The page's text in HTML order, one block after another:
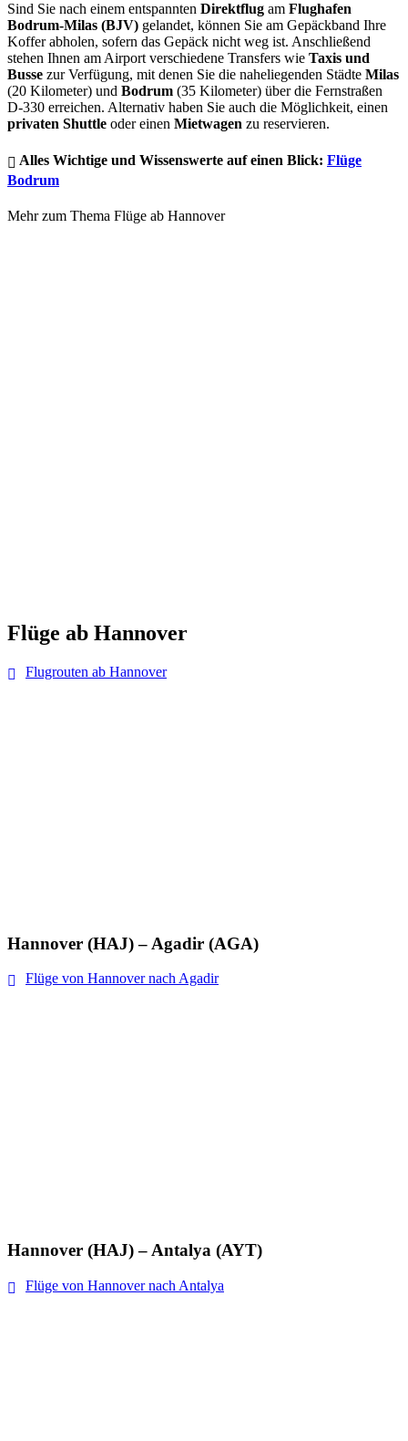
Sind Sie nach einem entspannten Direktflug am Flughafen
Bodrum-Milas (BJV) gelandet, können Sie am Gepäckband Ihre
Koffer abholen, sofern das Gepäck nicht weg ist. Anschließend
stehen Ihnen am Airport verschiedene Transfers wie Taxis und
Busse zur Verfügung, mit denen Sie die naheliegenden Städte Milas
(20 Kilometer) und Bodrum (35 Kilometer) über die Fernstraßen
D-330 erreichen. Alternativ haben Sie auch die Möglichkeit, einen
privaten Shuttle oder einen Mietwagen zu reservieren.
Alles Wichtige und Wissenswerte auf einen Blick: Flüge
Bodrum
Mehr zum Thema Flüge ab Hannover
Flüge ab Hannover
Flugrouten ab Hannover
Hannover (HAJ) – Agadir (AGA)
Flüge von Hannover nach Agadir
Hannover (HAJ) – Antalya (AYT)
Flüge von Hannover nach Antalya